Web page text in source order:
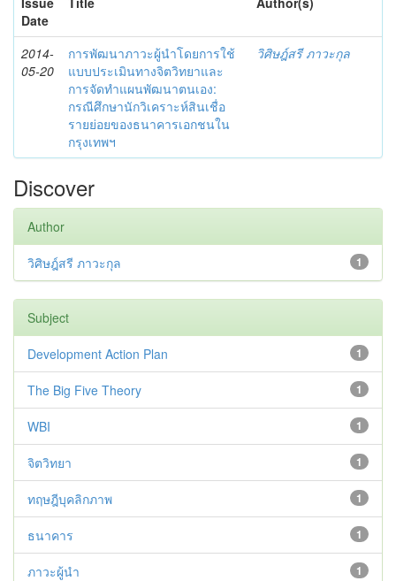
Date
2014-
05-20
การพัฒนาภาวะผู้นำโดยการใช้
แบบประเมินทางจิตวิทยาและ
การจัดทำแผนพัฒนาตนเอง:
กรณีศึกษานักวิเคราะห์สินเชื่อ
รายย่อยของธนาคารเอกชนใน
กรุงเทพฯ
วิศิษฎ์สรี ภาวะกุล
Discover
Author
1
วิศิษฎ์สรี ภาวะกุล
Subject
1
Development Action Plan
1
The Big Five Theory
1
WBI
1
จิตวิทยา
1
ทฤษฎีบุคลิกภาพ
1
ธนาคาร
1
ภาวะผู้นำ